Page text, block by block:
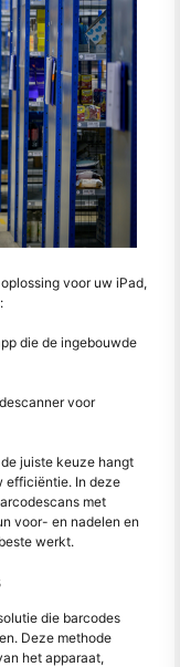
oplossing voor uw iPad,
die de ingebouwde
voor
juiste keuze hangt
efficiëntie. In deze
met
voor- en nadelen en
werkt.
die barcodes
Deze methode
het apparaat,